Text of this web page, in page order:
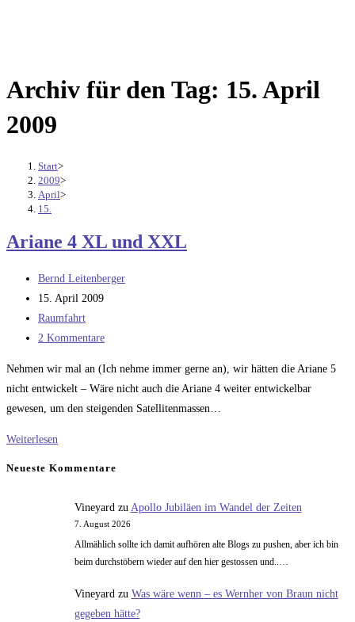
Archiv für den Tag: 15. April
2009
Start>
2009>
April>
15.
Ariane 4 XL und XXL
Beitrags-
Autor:
Bernd Leitenberger
Beitrag
veröffentlicht:
15. April 2009
Beitrags-
Kategorie:
Raumfahrt
Beitrags-
2 Kommentare
Nehmen wir mal an (Ich nehme immer gerne an), wir hätten die Ariane 5
nicht entwickelt – Wäre nicht auch die Ariane 4 weiter entwickelbar
gewesen, um den steigenden Satellitenmassen…
Weiterlesen
Neueste Kommentare
Vineyardzu Apollo Jubiläen im Wandel der Zeiten
7. August 2026
Allmählich sollte ich damit aufhören alte Blogs zu pushen, aber ich bin
beim durchstöbern wieder auf den hier gestossen und..…
Vineyard zu Was wäre wenn – es Wernher von Braun nicht
gegeben hätte?